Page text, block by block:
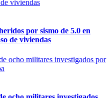
por sismo de 5.0 en
de viviendas